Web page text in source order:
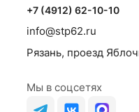
+7 (4912) 62-10-10
info@stp62.ru
Рязань, проезд
Мы в соцсетях